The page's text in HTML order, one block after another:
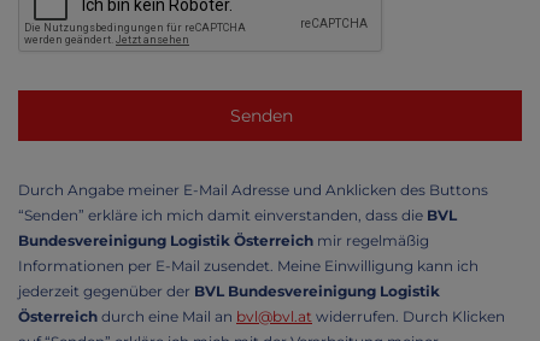
Durch Angabe meiner E-Mail Adresse und Anklicken des Buttons
“Senden” erkläre ich mich damit einverstanden, dass die BVL
Bundesvereinigung Logistik Österreich mir regelmäßig
Informationen per E-Mail zusendet. Meine Einwilligung kann ich
jederzeit gegenüber der BVL Bundesvereinigung Logistik
Österreich durch eine Mail an bvl@bvl.at widerrufen. Durch Klicken